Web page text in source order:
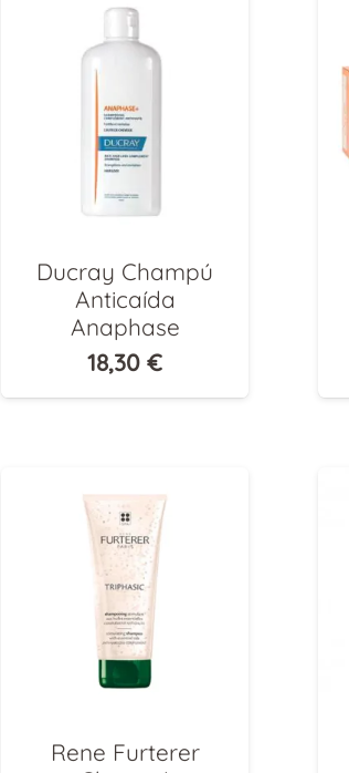
Ducray Champú
Anticaída
Anaphase
18,30€
Rene Furterer